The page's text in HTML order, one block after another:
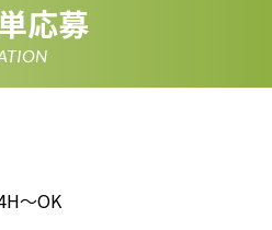
応募
～OK